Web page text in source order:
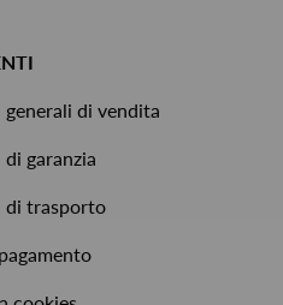
di vendita
garanzia
di trasporto